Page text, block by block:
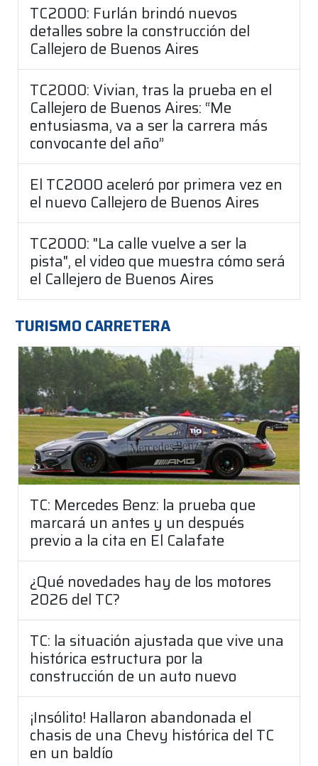
TC2000: Furlán brindó nuevos
detalles sobre la construcción del
Callejero de Buenos Aires
TC2000: Vivian, tras la prueba en el
Callejero de Buenos Aires: “Me
entusiasma, va a ser la carrera más
convocante del año”
El TC2000 aceleró por primera vez en
el nuevo Callejero de Buenos Aires
TC2000: "La calle vuelve a ser la
pista", el video que muestra cómo será
el Callejero de Buenos Aires
TURISMO CARRETERA
TC: Mercedes Benz: la prueba que
marcará un antes y un después
previo a la cita en El Calafate
¿Qué novedades hay de los motores
2026 del TC?
TC: la situación ajustada que vive una
histórica estructura por la
construcción de un auto nuevo
¡Insólito! Hallaron abandonada el
chasis de una Chevy histórica del TC
en un baldío